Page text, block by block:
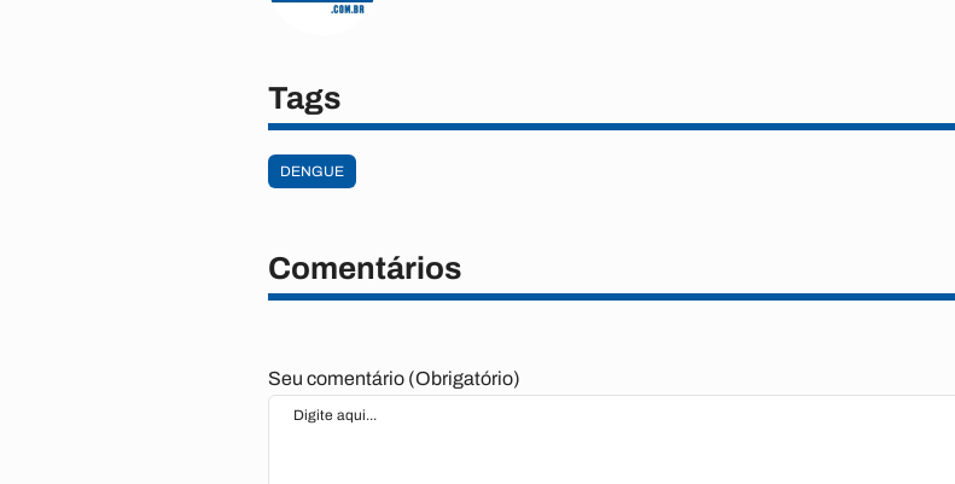
Tags
DENGUE
Comentários
Seu comentário (Obrigatório)